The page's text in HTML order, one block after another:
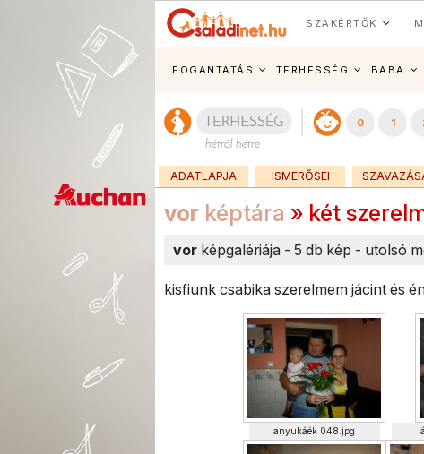
SZAKÉRTŐK
FOGANTATÁS TERHESSÉG BABA
0 1
ADATLAPJA ISMERŐSEI
vor képtára » két
vor képgalériája - 5 db kép - utolsó
kisfiunk csabika szerelmem jácint és
anyukáék 048.jpg